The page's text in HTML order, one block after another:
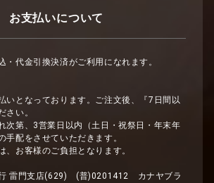
お支払いについて
・代金引換決済がご利用になれます。
いとなっております。ご注文後、『7日間以
さい。
次第、3営業日以内（土日・祝祭日・年末年
手配をさせていただきます。
、お客様のご負担となります。
雷門支店(629) (普)0201412 カナヤブラ